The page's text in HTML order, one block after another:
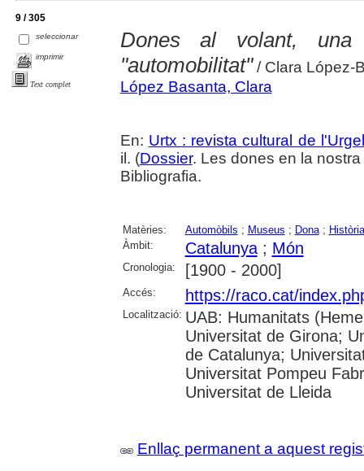
9 / 305
seleccionar
imprimir
Text complet
Dones al volant,
"automobilitat"/ Clara López-
López Basanta, Clara
En: Urtx : revista cultural de
il. (Dossier. Les dones en la
Bibliografia.
Matèries: Automòbils ; Museus ; Dona;
Àmbit:
Catalunya; Món
Cronologia: [1900 - 2000]
Accés: https://raco.cat/
Localització: UAB: Humanitats
Universitat de Girona;
de Catalunya;
Universitat Pompeu
Universitat de Lleida
Enllaç permanent a aquest